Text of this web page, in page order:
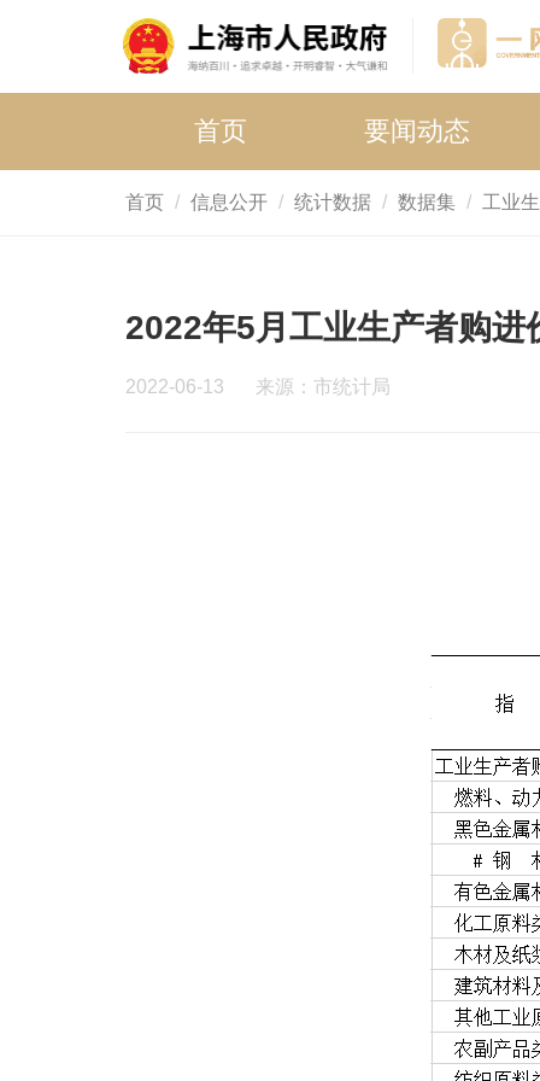
首页 要闻动态
首页 信息公开 统计数据 数据集 工业
2022年5月工业生产者购进
2022-06-13 来源：市统计局